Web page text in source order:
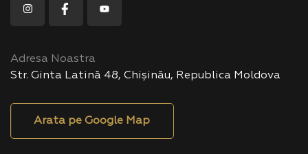
Adresa Noastra
Str. Ginta Latină 48, Chișinău, Republica Moldova
Arata pe Google Map